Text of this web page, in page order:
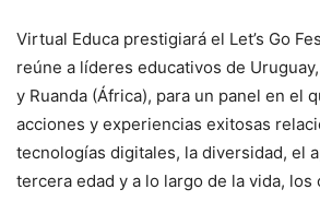
Virtual Educa prestigiará el Let’s Go
reúne a líderes educativos de
y Ruanda (África), para un panel en el
acciones y experiencias exitosas
tecnologías digitales, la diversidad, el
tercera edad y a lo largo de la vida, los